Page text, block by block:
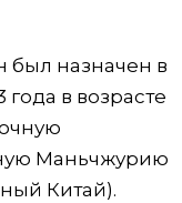
был назначен в
года в возрасте
Маньчжурию
Китай).